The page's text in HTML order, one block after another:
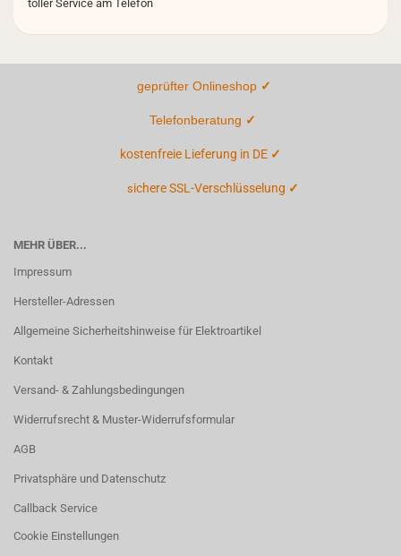
toller Service am Telefon
geprüfter Onlineshop ✓
Telefonberatung ✓
kostenfreie Lieferung in DE ✓
sichere SSL-Verschlüsselung ✓
MEHR ÜBER...
Impressum
Hersteller-Adressen
Allgemeine Sicherheitshinweise für Elektroartikel
Kontakt
Versand- & Zahlungsbedingungen
Widerrufsrecht & Muster-Widerrufsformular
AGB
Privatsphäre und Datenschutz
Callback Service
Cookie Einstellungen